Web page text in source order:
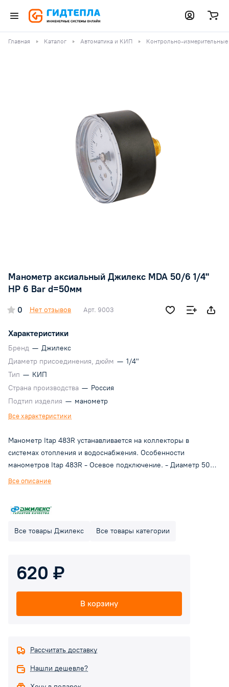
Главная Каталог Автоматика и КИП Контрольно-
Манометр аксиальный Джилекс MDA 50/6 1/4"
НР 6 Bar d=50мм
0 Нет отзывов Арт. 9003
Характеристики
Бренд — Джилекс
Диаметр присоединения, дюйм — 1/4"
Тип — КИП
Страна производства — Россия
Подтип изделия — манометр
Все характеристики
Манометр Itap 483R устанавливается на коллекторы в
системах отопления и водоснабжения. Особенности
манометров Itap 483R - Осевое подключение. - Диаметр 50
мм. - Присоединительный размер 1/4". - Диапазон: 0-6 бар. -
Все описание
Все товары Джилекс Все товары категории
620 ₽
В корзину
Рассчитать доставку
Нашли дешевле?